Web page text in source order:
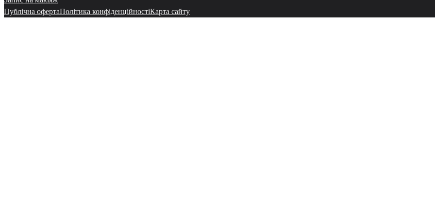
Публічна офертаПолітика конфіденційностіКарта сайту